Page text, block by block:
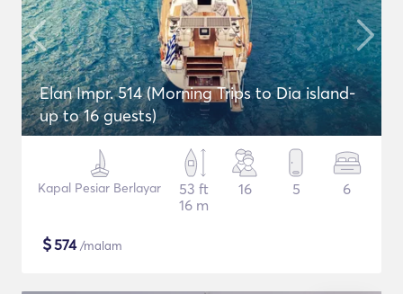
Elan Impr. 514 (Morning Trips to Dia island-
up to 16 guests)
Kapal Pesiar Berlayar
53 ft
16 m
16 5 6
$574/malam